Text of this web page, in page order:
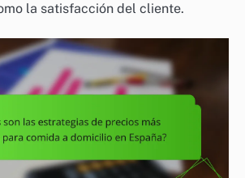
la satisfacción del cliente.